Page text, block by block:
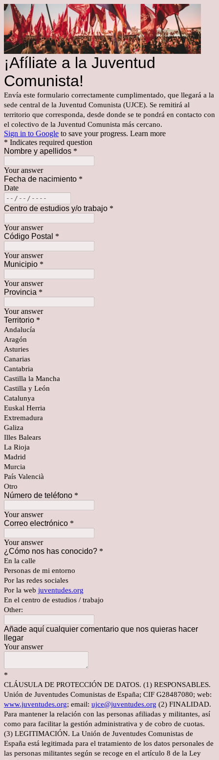
¡Afíliate a la Juventud
Comunista!
Envía este formulario correctamente cumplimentado, que llegará a la
sede central de la Juventud Comunista (UJCE). Se remitirá al
territorio que corresponda, desde donde se te pondrá en contacto con
el colectivo de la Juventud Comunista más cercano.
Sign in to Google to save your progress. Learn more
* Indicates required question
Nombre y apellidos *
Your answer
Fecha de nacimiento *
Date
Centro de estudios y/o trabajo *
Your answer
Código Postal *
Your answer
Municipio *
Your answer
Provincia *
Your answer
Territorio *
Andalucía
Aragón
Asturies
Canarias
Cantabria
Castilla la Mancha
Castilla y León
Catalunya
Euskal Herria
Extremadura
Galiza
Illes Balears
La Rioja
Madrid
Murcia
País Valencià
Otro
Número de teléfono *
Your answer
Correo electrónico *
Your answer
¿Cómo nos has conocido? *
En la calle
Personas de mi entorno
Por las redes sociales
Por la web juventudes.org
En el centro de estudios / trabajo
Other:
Añade aquí cualquier comentario que nos quieras hacer
llegar
Your answer
*
CLÁUSULA DE PROTECCIÓN DE DATOS. (1) RESPONSABLES.
Unión de Juventudes Comunistas de España; CIF G28487080; web:
www.juventudes.org; email: ujce@juventudes.org (2) FINALIDAD.
Para mantener la relación con las personas afiliadas y militantes, así
como para facilitar la gestión administrativa y de cobro de cuotas.
(3) LEGITIMACIÓN. La Unión de Juventudes Comunistas de
España está legitimada para el tratamiento de los datos personales de
las personas militantes según se recoge en el artículo 8 de la Ley